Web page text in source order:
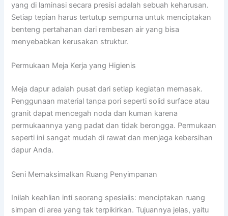
yang di laminasi secara presisi adalah sebuah keharusan.
Setiap tepian harus tertutup sempurna untuk menciptakan
benteng pertahanan dari rembesan air yang bisa
menyebabkan kerusakan struktur.
Permukaan Meja Kerja yang Higienis
Meja dapur adalah pusat dari setiap kegiatan memasak.
Penggunaan material tanpa pori seperti solid surface atau
granit dapat mencegah noda dan kuman karena
permukaannya yang padat dan tidak berongga. Permukaan
seperti ini sangat mudah di rawat dan menjaga kebersihan
dapur Anda.
Seni Memaksimalkan Ruang Penyimpanan
Inilah keahlian inti seorang spesialis: menciptakan ruang
simpan di area yang tak terpikirkan. Tujuannya jelas, yaitu